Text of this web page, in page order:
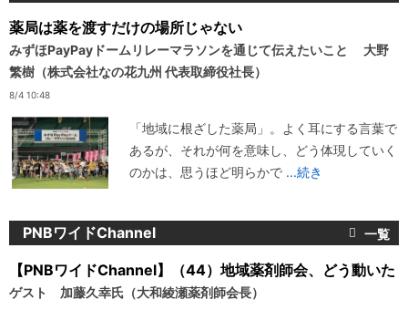
薬局は薬を渡すだけの場所じゃない
みずほPayPayドームリレーマラソンを通じて伝えたいこと 大野
繁樹（株式会社なの花九州 代表取締役社長）
8/4 10:48
「地域に根ざした薬局」。よく耳にする言葉で
あるが、それが何を意味し、どう体現していく
のかは、思うほど明らかで ...続き
PNBワイドChannel
【PNBワイドChannel】（44）地域薬剤師会、どう動いた
ゲスト 加藤久幸氏（大和綾瀬薬剤師会長）